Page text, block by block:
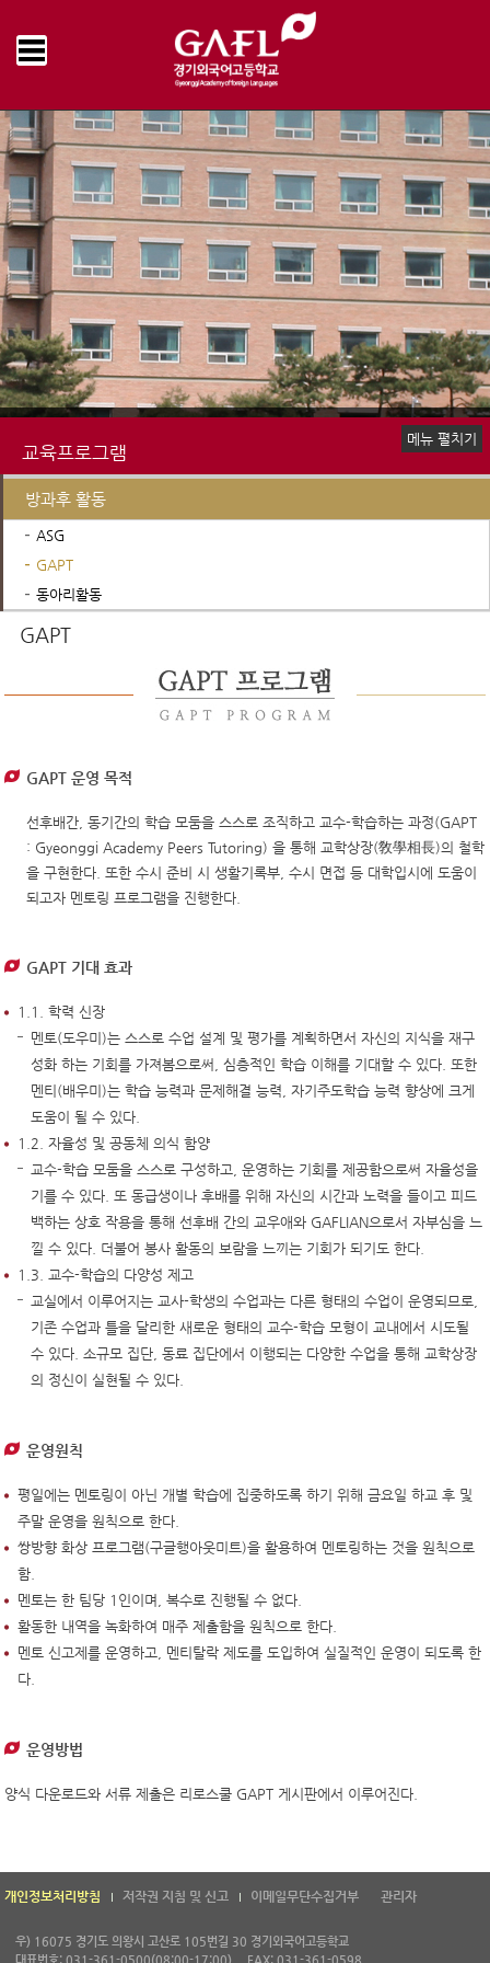
GAPT
교육프로그램
학사일정
교육 편제표
방과후 활동
ASG
GAPT
동아리활동
메뉴 펼치기
GAPT
GAPT 운영 목적
선후배간, 동기간의 학습 모둠을 스스로 조직하고 교수-학습하는 과정(GAPT
: Gyeonggi Academy Peers Tutoring) 을 통해 교학상장(敎學相長)의 철학
을 구현한다. 또한 수시 준비 시 생활기록부, 수시 면접 등 대학입시에 도움이
되고자 멘토링 프로그램을 진행한다.
GAPT 기대 효과
1.1. 학력 신장
멘토(도우미)는 스스로 수업 설계 및 평가를 계획하면서 자신의 지식을 재구
성화 하는 기회를 가져봄으로써, 심층적인 학습 이해를 기대할 수 있다. 또한
멘티(배우미)는 학습 능력과 문제해결 능력, 자기주도학습 능력 향상에 크게
도움이 될 수 있다.
1.2. 자율성 및 공동체 의식 함양
교수-학습 모둠을 스스로 구성하고, 운영하는 기회를 제공함으로써 자율성을
기를 수 있다. 또 동급생이나 후배를 위해 자신의 시간과 노력을 들이고 피드
백하는 상호 작용을 통해 선후배 간의 교우애와 GAFLIAN으로서 자부심을 느
낄 수 있다. 더불어 봉사 활동의 보람을 느끼는 기회가 되기도 한다.
1.3. 교수-학습의 다양성 제고
교실에서 이루어지는 교사-학생의 수업과는 다른 형태의 수업이 운영되므로,
기존 수업과 틀을 달리한 새로운 형태의 교수-학습 모형이 교내에서 시도될
수 있다. 소규모 집단, 동료 집단에서 이행되는 다양한 수업을 통해 교학상장
의 정신이 실현될 수 있다.
운영원칙
평일에는 멘토링이 아닌 개별 학습에 집중하도록 하기 위해 금요일 하교 후 및
주말 운영을 원칙으로 한다.
쌍방향 화상 프로그램(구글행아웃미트)을 활용하여 멘토링하는 것을 원칙으로
함.
멘토는 한 팀당 1인이며, 복수로 진행될 수 없다.
활동한 내역을 녹화하여 매주 제출함을 원칙으로 한다.
멘토 신고제를 운영하고, 멘티탈락 제도를 도입하여 실질적인 운영이 되도록 한
다.
운영방법
양식 다운로드와 서류 제출은 리로스쿨 GAPT 게시판에서 이루어진다.
개인정보처리방침 저작권 지침 및 신고 이메일무단수집거부 관리자
우) 16075 경기도 의왕시 고산로 105번길 30 경기외국어고등학교